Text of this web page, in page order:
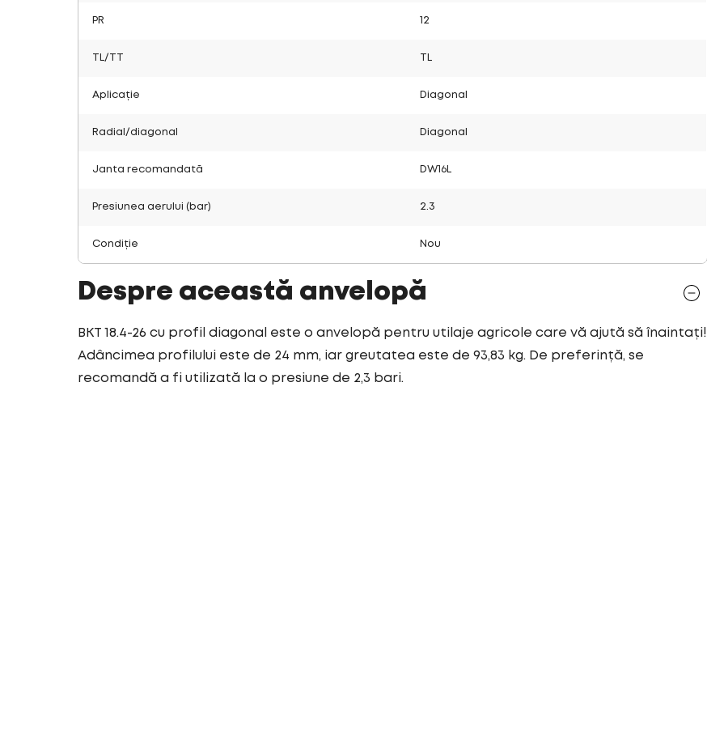
PR 12
TL/TT
Aplicație Diagonal
Radial/diagonal Diagonal
Janta recomandată DW16L
Presiunea aerului (bar) 2.3
Condiție Nou
Despre această anvelopă
BKT 18.4-26 cu profil diagonal este o anvelopă pentru utilaje agricole care vă ajută să înaintați!
Adâncimea profilului este de 24 mm, iar greutatea este de 93,83 kg. De preferință, se
recomandă a fi utilizată la o presiune de 2,3 bari.